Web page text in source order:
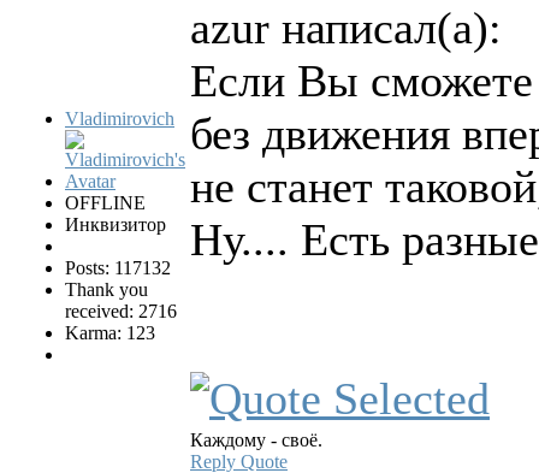
Vladimirovich
OFFLINE
Инквизитор
Posts: 117132
Thank you
received: 2716
Karma: 123
azur написал(а):
Если Вы сможете
без движения
не станет
Ну.... Есть
Каждому - своё.
Reply Quote